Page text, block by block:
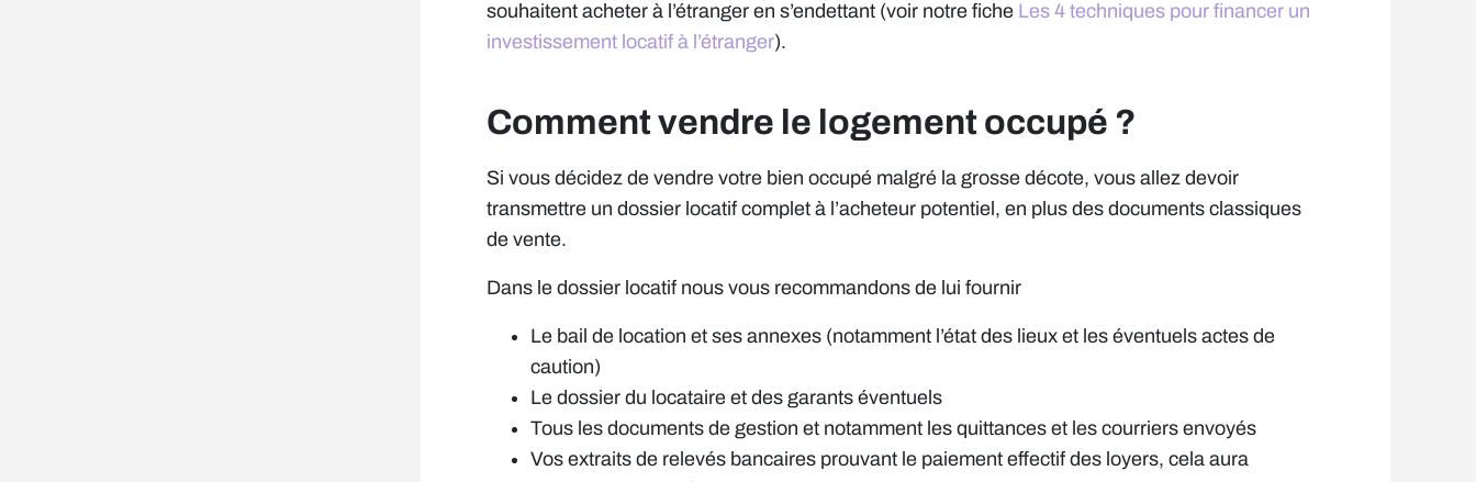
souhaitent acheter à l’étranger en s’endettant (voir notre fiche Les 4 techniques pour financer un
investissement locatif à l’étranger).
Comment vendre le logement occupé ?
Si vous décidez de vendre votre bien occupé malgré la grosse décote, vous allez devoir
transmettre un dossier locatif complet à l’acheteur potentiel, en plus des documents classiques
de vente.
Dans le dossier locatif nous vous recommandons de lui fournir
Le bail de location et ses annexes (notamment l’état des lieux et les éventuels actes de
caution)
Le dossier du locataire et des garants éventuels
Tous les documents de gestion et notamment les quittances et les courriers envoyés
Vos extraits de relevés bancaires prouvant le paiement effectif des loyers, cela aura